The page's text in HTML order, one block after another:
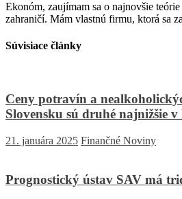
Ekonóm, zaujímam sa o najnovšie
zahraničí. Mám vlastnú firmu, ktorá sa
Súvisiace články
Ceny potravín a
Slovensku sú druhé najnižšie
21. januára 2025 Finančné Noviny
Prognostický ústav SAV má